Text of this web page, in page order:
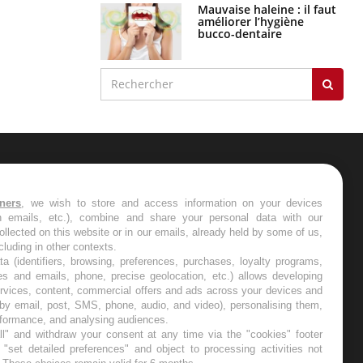
Mauvaise haleine : il faut
améliorer l’hygiène
bucco-dentaire
les semaines les meilleures
, we wish to store and access information on your devices
emails, etc.), combine and share your personal data with our
on this website or in our emails, already held by some of us,
in other contexts.
(identifiers, browsing, preferences, purchases, loyalty programs,
and emails, phone, precise geolocation, etc.) allows developing
content, commercial offers and ads across your devices and
email, post, SMS, phone, audio, and video), personalising them,
and analysing audiences.
and withdraw your consent at any time via the "cookies" footer
detailed preferences" and object to processing activities not